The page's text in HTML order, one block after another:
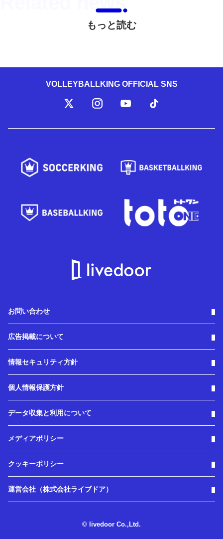
もっと読む
VOLLEYBALLKING OFFICIAL SNS
お問い合わせ
広告掲載について
情報セキュリティ方針
個人情報保護方針
データ収集と利用について
メディアポリシー
クッキーポリシー
運営会社（株式会社ライブドア）
© livedoor Co.,Ltd.